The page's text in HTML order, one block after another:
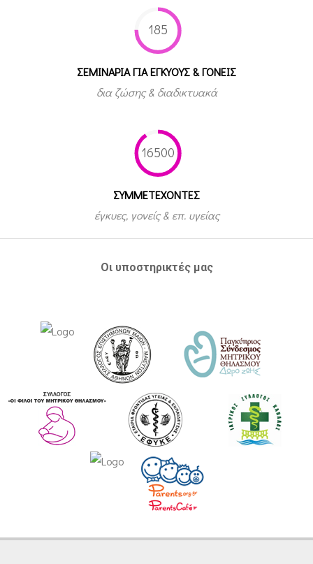
185
ΣΕΜΙΝΑΡΙΑ ΓΙΑ ΕΓΚΥΟΥΣ & ΓΟΝΕΙΣ
δια ζώσης & διαδικτυακά
16500
ΣΥΜΜΕΤEΧΟΝΤΕΣ
έγκυες, γονείς & επ. υγείας
Οι υποστηρικτές μας